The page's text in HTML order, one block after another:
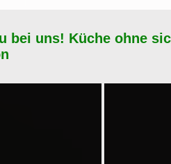
bei uns! Küche ohne